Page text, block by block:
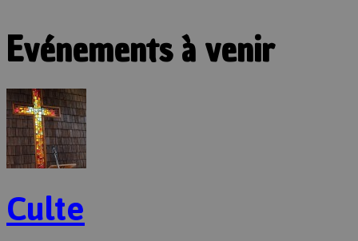
Evénements à venir
Culte